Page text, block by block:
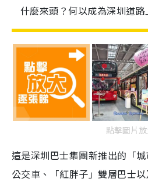
什麼來頭？何以成為深圳道路
點擊圖片
這是深圳巴士集團新推出的「
公交車、「紅胖子」雙層巴士